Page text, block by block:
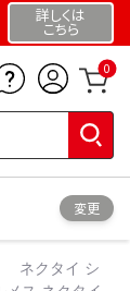
詳しくは
こちら
0
変更
ネクタイ シ